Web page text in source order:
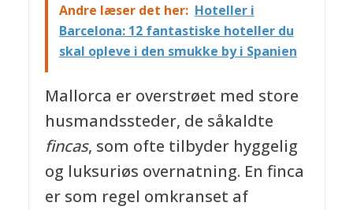
Andre læser det her: Hoteller i
Barcelona: 12 fantastiske hoteller du
skal opleve i den smukke by i Spanien
Mallorca er overstrøet med store
husmandssteder, de såkaldte
fincas, som ofte tilbyder hyggelig
og luksuriøs overnatning. En finca
er som regel omkranset af